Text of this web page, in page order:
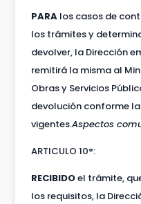
PARAlos casos de
los trámites y
devolver, la Dirección
remitirá la misma al
Obras y Servicios
devolución conforme
vigentes.Aspectos
ARTICULO 10°:
RECIBIDOel trámite,
los requisitos, la